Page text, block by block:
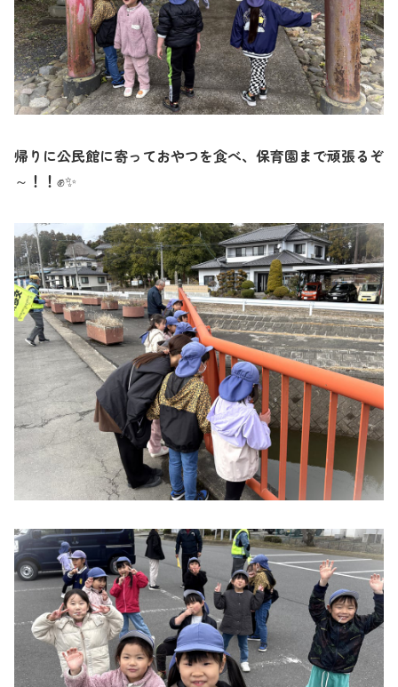
帰りに公民館に寄っておやつを食べ、保育園まで頑張るぞ
～！！ ✊✨